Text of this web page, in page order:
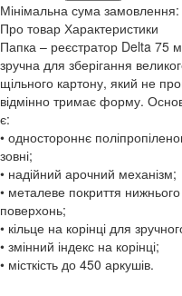
Мінімальна сума замовлення:
Про товар Характеристики
Папка – реєстратор Delta 75
зручна для зберігання
щільного картону, який не
відмінно тримає форму.
є:
• одностороннє
зовні;
• надійний арочний механізм;
• металеве покриття
поверхонь;
• кільце на корінці для
• змінний індекс на корінці;
• місткість до 450 аркушів.